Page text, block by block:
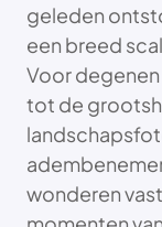
geleden
een breed
Voor
tot de
wonderen